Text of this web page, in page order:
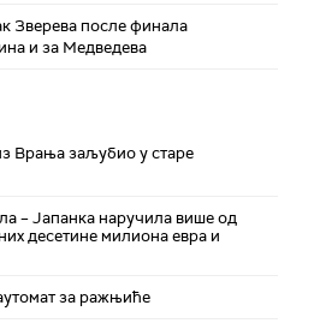
Зверева после финала
и за Медведева
Врања заљубио у старе
– Јапанка наручила више од
десетине милиона евра и
за ражњиће